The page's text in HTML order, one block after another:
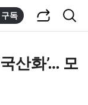
구독
산화’… 모